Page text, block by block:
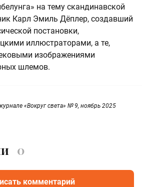
на тему скандинавской
Карл Эмиль Дёплер, создавший
постановки,
иллюстраторами, а те,
изображениями
шлемов.
«Вокруг света» № 9, ноябрь 2025
0
комментарий